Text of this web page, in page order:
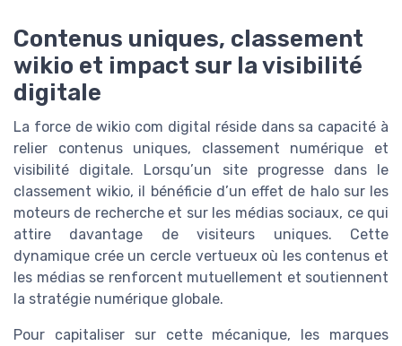
Contenus uniques, classement
wikio et impact sur la visibilité
digitale
La force de wikio com digital réside dans sa capacité à
relier contenus uniques, classement numérique et
visibilité digitale. Lorsqu’un site progresse dans le
classement wikio, il bénéficie d’un effet de halo sur les
moteurs de recherche et sur les médias sociaux, ce qui
attire davantage de visiteurs uniques. Cette
dynamique crée un cercle vertueux où les contenus et
les médias se renforcent mutuellement et soutiennent
la stratégie numérique globale.
Pour capitaliser sur cette mécanique, les marques